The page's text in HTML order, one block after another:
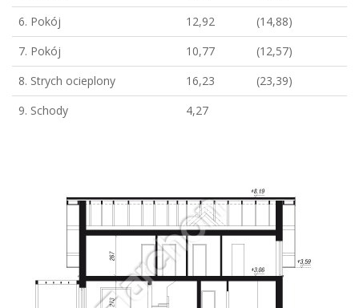
6. Pokój
12,92
(14,88)
7. Pokój
10,77
(12,57)
8. Strych ocieplony
16,23
(23,39)
9. Schody
4,27